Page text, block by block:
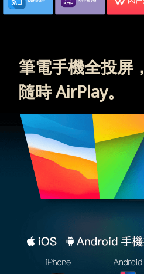
筆電手機全投屏，
隨時 AirPlay。